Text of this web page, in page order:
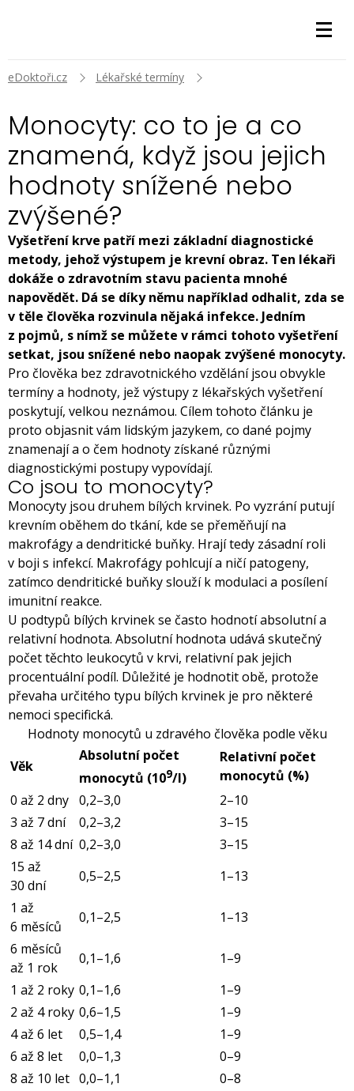
eDoktoři.cz Lékařské termíny
Monocyty: co to je a co
znamená, když jsou jejich
hodnoty snížené nebo
zvýšené?
Vyšetření krve patří mezi základní diagnostické
metody, jehož výstupem je krevní obraz. Ten lékaři
dokáže o zdravotním stavu pacienta mnohé
napovědět. Dá se díky němu například odhalit, zda se
v těle člověka rozvinula nějaká infekce. Jedním
z pojmů, s nímž se můžete v rámci tohoto vyšetření
setkat, jsou snížené nebo naopak zvýšené monocyty.
Pro člověka bez zdravotnického vzdělání jsou obvykle
termíny a hodnoty, jež výstupy z lékařských vyšetření
poskytují, velkou neznámou. Cílem tohoto článku je
proto objasnit vám lidským jazykem, co dané pojmy
znamenají a o čem hodnoty získané různými
diagnostickými postupy vypovídají.
Co jsou to monocyty?
Monocyty jsou druhem bílých krvinek. Po vyzrání putují
krevním oběhem do tkání, kde se přeměňují na
makrofágy a dendritické buňky. Hrají tedy zásadní roli
v boji s infekcí. Makrofágy pohlcují a ničí patogeny,
zatímco dendritické buňky slouží k modulaci a posílení
imunitní reakce.
U podtypů bílých krvinek se často hodnotí absolutní a
relativní hodnota. Absolutní hodnota udává skutečný
počet těchto leukocytů v krvi, relativní pak jejich
procentuální podíl. Důležité je hodnotit obě, protože
převaha určitého typu bílých krvinek je pro některé
nemoci specifická.
Hodnoty monocytů u zdravého člověka podle věku
Věk
Absolutní počet
monocytů (109/l)
Relativní počet
monocytů (%)
0 až 2 dny 0,2–3,0
2–10
3 až 7 dní
0,2–3,2
3–15
8 až 14 dní 0,2–3,0 3–15
15 až
30 dní
0,5–2,5
1–13
1 až
6 měsíců
0,1–2,5
1–13
6 měsíců
až 1 rok
0,1–1,6
1–9
1 až 2 roky 0,1–1,6
1–9
2 až 4 roky 0,6–1,5
1–9
4 až 6 let
0,5–1,4
1–9
6 až 8 let
0,0–1,3
0–9
8 až 10 let 0,0–1,1
0–8